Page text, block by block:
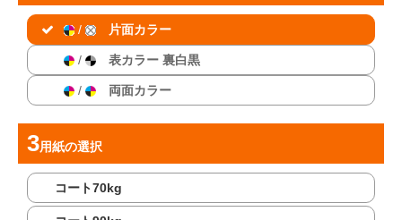
/ 片面カラー
/ 表カラー 裏白黒
/ 両面カラー
用紙の選択
コート70kg